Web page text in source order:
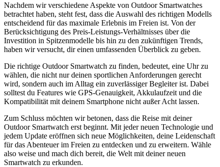
Nachdem wir verschiedene Aspekte von Outdoor Smartwatches
betrachtet haben, steht fest, dass die Auswahl des richtigen Modells
entscheidend für das maximale Erlebnis im Freien ist. Von der
Berücksichtigung des Preis-Leistungs-Verhältnisses über die
Investition in Spitzenmodelle bis hin zu den zukünftigen Trends,
haben wir versucht, dir einen umfassenden Überblick zu geben.
Die richtige Outdoor Smartwatch zu finden, bedeutet, eine Uhr zu
wählen, die nicht nur deinen sportlichen Anforderungen gerecht
wird, sondern auch im Alltag ein zuverlässiger Begleiter ist. Dabei
solltest du Features wie GPS-Genauigkeit, Akkulaufzeit und die
Kompatibilität mit deinem Smartphone nicht außer Acht lassen.
Zum Schluss möchten wir betonen, dass die Reise mit deiner
Outdoor Smartwatch erst beginnt. Mit jeder neuen Technologie und
jedem Update eröffnen sich neue Möglichkeiten, deine Leidenschaft
für das Abenteuer im Freien zu entdecken und zu erweitern. Wähle
also weise und mach dich bereit, die Welt mit deiner neuen
Smartwatch zu erkunden.